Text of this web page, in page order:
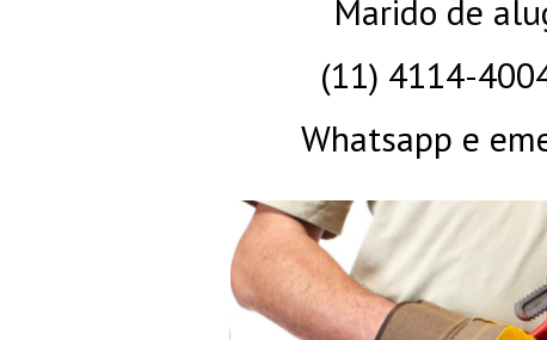
Marido de
(11) 4114-
Whatsapp e